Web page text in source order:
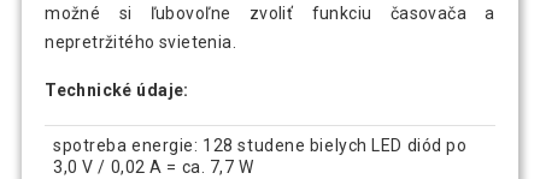
možné si ľubovoľne zvoliť funkciu časovača a
nepretržitého svietenia.
Technické údaje:
spotreba energie: 128 studene bielych LED diód po
3,0 V / 0,02 A = ca. 7,7 W